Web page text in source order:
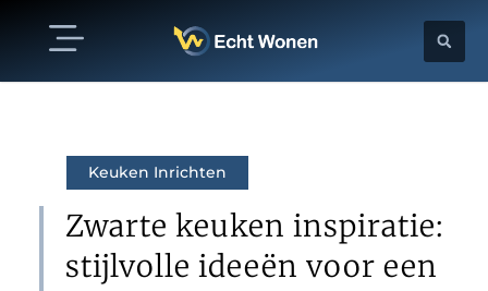
Keuken Inrichten
Zwarte keuken inspiratie:
stijlvolle ideeën voor een